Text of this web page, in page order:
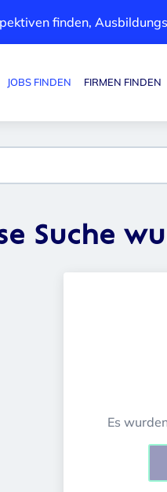
finden,
JOBS FINDEN FIRMEN FINDEN
Suche
Es